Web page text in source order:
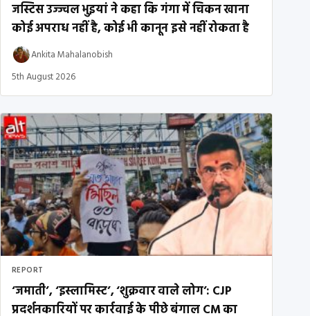
जस्टिस उज्ज्वल भुइयां ने कहा कि गंगा में चिकन खाना
कोई अपराध नहीं है, कोई भी कानून इसे नहीं रोकता है
Ankita Mahalanobish
5th August 2026
REPORT
‘जमाती’, ‘इस्लामिस्ट’, ‘शुक्रवार वाले लोग’: CJP
प्रदर्शनकारियों पर कार्रवाई के पीछे बंगाल CM का